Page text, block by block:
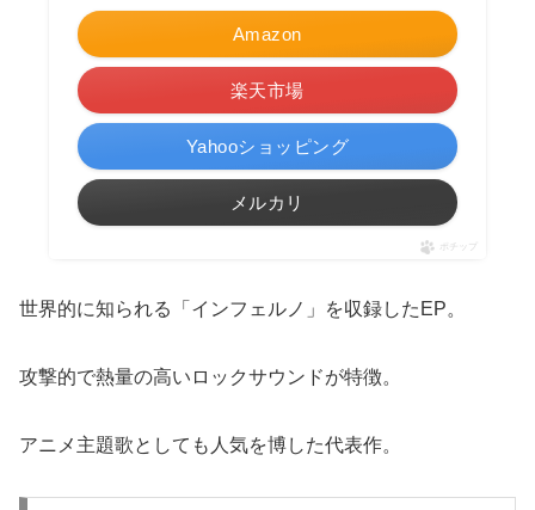
Amazon
楽天市場
Yahooショッピング
メルカリ
ポチップ
世界的に知られる「インフェルノ」を収録したEP。
攻撃的で熱量の高いロックサウンドが特徴。
アニメ主題歌としても人気を博した代表作。